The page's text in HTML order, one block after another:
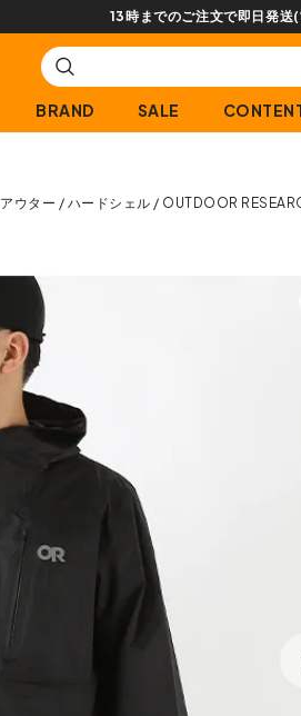
BRAND SALE
アウター ハードシェル OUTDOOR